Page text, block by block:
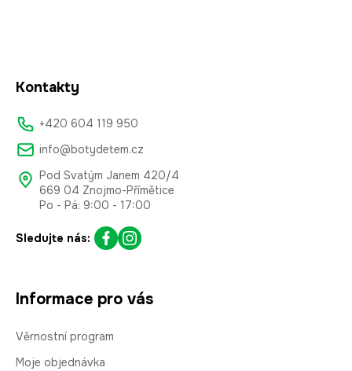
Kontakty
+420 604 119 950
info@botydetem.cz
Pod Svatým Janem 420/4
669 04 Znojmo-Přímětice
Po - Pá: 9:00 - 17:00
Sledujte nás:
Informace pro vás
Věrnostní program
Moje objednávka